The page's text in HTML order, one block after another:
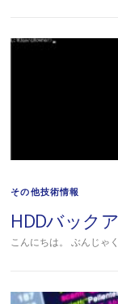
その他技術情報
HDDバック
こんにちは。 ぶんじゃ